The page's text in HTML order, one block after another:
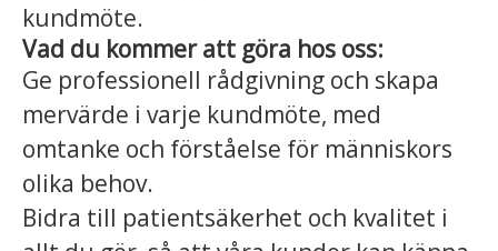
kundmöte.
Vad du kommer att göra hos oss:
Ge professionell rådgivning och skapa
mervärde i varje kundmöte, med
omtanke och förståelse för människors
olika behov.
Bidra till patientsäkerhet och kvalitet i